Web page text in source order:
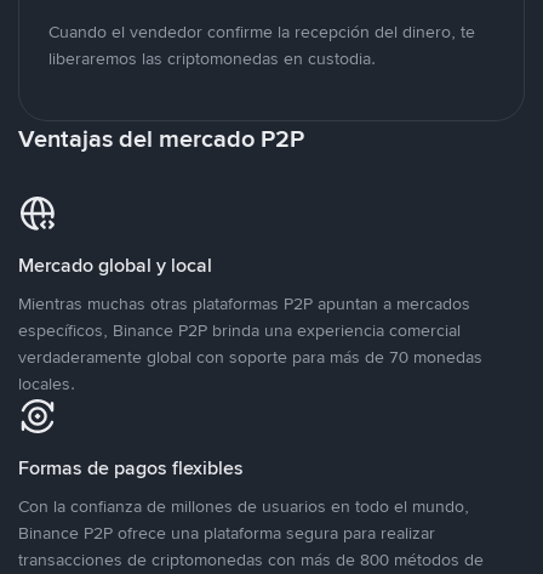
Cuando el vendedor confirme la recepción del dinero, te
liberaremos las criptomonedas en custodia.
Ventajas del mercado P2P
Mercado global y local
Mientras muchas otras plataformas P2P apuntan a mercados
específicos, Binance P2P brinda una experiencia comercial
verdaderamente global con soporte para más de 70 monedas
locales.
Formas de pagos flexibles
Con la confianza de millones de usuarios en todo el mundo,
Binance P2P ofrece una plataforma segura para realizar
transacciones de criptomonedas con más de 800 métodos de